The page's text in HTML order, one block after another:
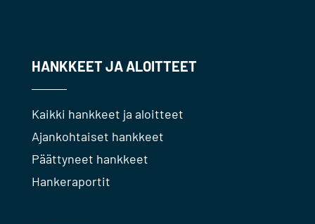
HANKKEET JA ALOITTEET
Kaikki hankkeet ja aloitteet
Ajankohtaiset hankkeet
Päättyneet hankkeet
Hankeraportit